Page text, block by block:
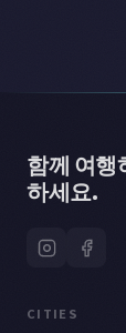
함께 여행
하세요.
CITIES